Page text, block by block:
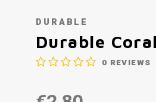
DURABLE
Durable
0 REVIEWS